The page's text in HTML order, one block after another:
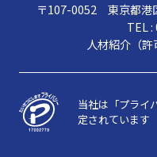
〒107-0052 東京都港
TEL
人材紹介（
当社は「プライ
定されています